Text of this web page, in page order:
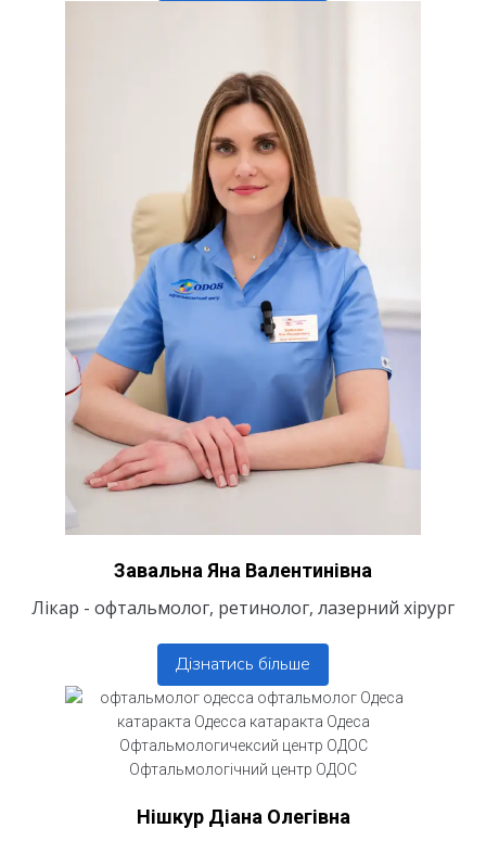
Завальна Яна Валентинівна
Лікар - офтальмолог, ретинолог, лазерний хірург
Дізнатись більше
Нішкур Діана Олегівна